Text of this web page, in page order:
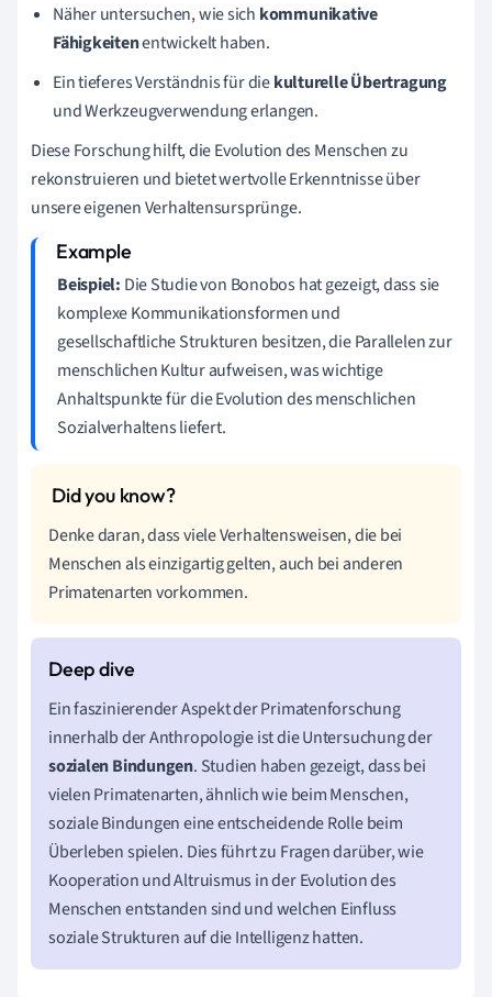
Näher untersuchen, wie sich kommunikative
Fähigkeitenentwickelt haben.
Ein tieferes Verständnis für diekulturelle Übertragung
und Werkzeugverwendung erlangen.
Diese Forschung hilft, die Evolution des Menschen zu
rekonstruieren und bietet wertvolle Erkenntnisse über
unsere eigenen Verhaltensursprünge.
Beispiel: Die Studie von Bonobos hat gezeigt, dass sie
komplexe Kommunikationsformen und
gesellschaftliche Strukturen besitzen, die Parallelen zur
menschlichen Kultur aufweisen, was wichtige
Anhaltspunkte für die Evolution des menschlichen
Sozialverhaltens liefert.
Denke daran, dass viele Verhaltensweisen, die bei
Menschen als einzigartig gelten, auch bei anderen
Primatenarten vorkommen.
Ein faszinierender Aspekt der Primatenforschung
innerhalb der Anthropologie ist die Untersuchung der
sozialen Bindungen. Studien haben gezeigt, dass bei
vielen Primatenarten, ähnlich wie beim Menschen,
soziale Bindungen eine entscheidende Rolle beim
Überleben spielen. Dies führt zu Fragen darüber, wie
Kooperation und Altruismus in der Evolution des
Menschen entstanden sind und welchen Einfluss
soziale Strukturen auf die Intelligenz hatten.